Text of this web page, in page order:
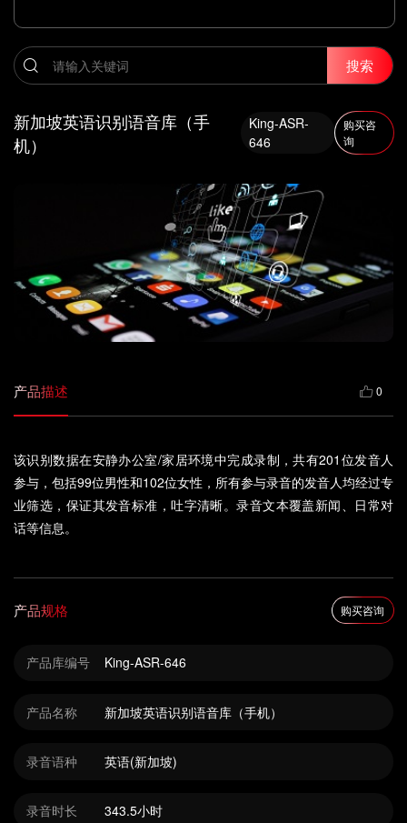
搜索
新加坡英语识别语音库（手
机）
King-ASR-
646
购买咨
询
产品描述 0
该识别数据在安静办公室/家居环境中完成录制，共有201位发音人
参与，包括99位男性和102位女性，所有参与录音的发音人均经过专
业筛选，保证其发音标准，吐字清晰。录音文本覆盖新闻、日常对
话等信息。
产品规格 购买咨询
产品库编号 King-ASR-646
产品名称 新加坡英语识别语音库（手机）
录音语种 英语(新加坡)
录音时长 343.5小时